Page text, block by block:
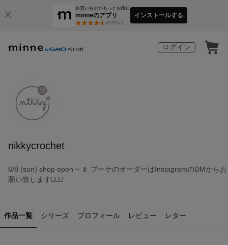
お買いものがもっとお得に
minneのアプリ
3万件以上
インストールする
ログイン
nikkycrochet
6/8 (sun) shop open ~ 🌷 ブーケのオーダーはInstagramのDMからお
願い致します🙇🏻‍♀️
作品一覧 シリーズ プロフィール レビュー レター